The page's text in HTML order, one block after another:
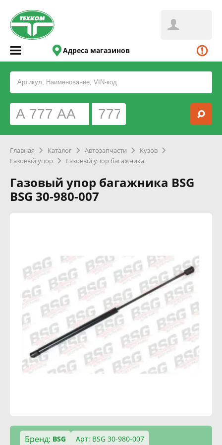
Адреса магазинов
Главная Каталог Автозапчасти
Кузов
Газовый упор
Газовый упор багажника
Газовый упор багажника BSG
BSG 30-980-007
Бренд: BSG
Арт: BSG 30-980-007